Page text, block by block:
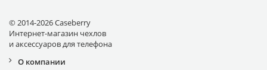
© 2014-2026 Caseberry
Интернет-магазин чехлов
и аксессуаров для телефона
О компании